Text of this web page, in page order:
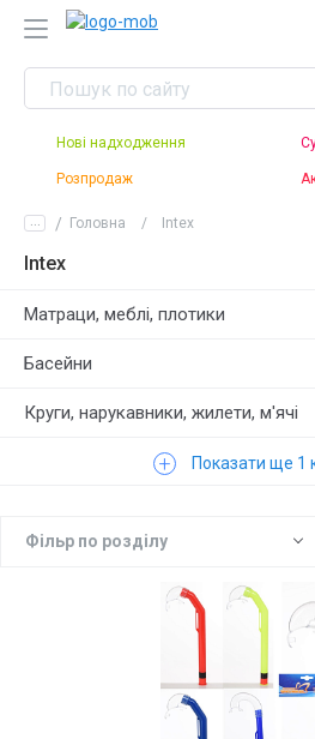
Нові надходження
Розпродаж
Головна
... Intex
Intex
Матраци, меблі, плотики
Басейни
Круги, нарукавники, жилети, м'ячі
Аксесуари для плавання
+ Показати ще 1
Фiльр по роздiлу